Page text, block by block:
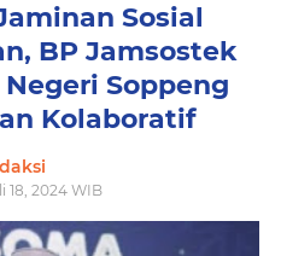
Sosial
BP Jamsostek
Soppeng
Kolaboratif
18, 2024 WIB